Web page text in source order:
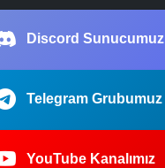
Discord Sunucumuz
Telegram Grubumuz
YouTube Kanalımız